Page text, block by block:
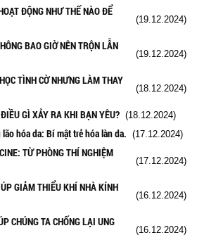
ĐỘNG NHƯ THẾ NÀO ĐỂ
(19.12.2024)
BAO GIỜ NÊN TRỘN LẪN
(19.12.2024)
TÌNH CỜ NHƯNG LÀM THAY
(18.12.2024)
GÌ XẢY RA KHI BẠN YÊU? (18.12.2024)
hóa da: Bí mật trẻ hóa làn da. (17.12.2024)
TỪ PHÒNG THÍ NGHIỆM
(17.12.2024)
GIẢM THIỂU KHÍ NHÀ KÍNH
(16.12.2024)
CHÚNG TA CHỐNG LẠI UNG
(16.12.2024)